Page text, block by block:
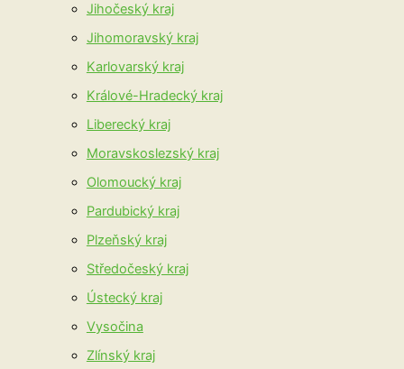
Jihočeský kraj
Jihomoravský kraj
Karlovarský kraj
Králové-Hradecký kraj
Liberecký kraj
Moravskoslezský kraj
Olomoucký kraj
Pardubický kraj
Plzeňský kraj
Středočeský kraj
Ústecký kraj
Vysočina
Zlínský kraj